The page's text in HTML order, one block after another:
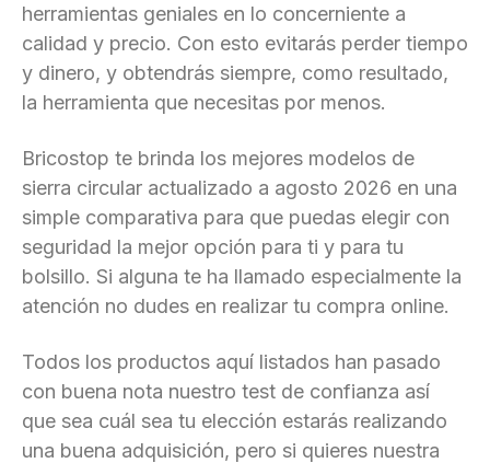
herramientas geniales en lo concerniente a
calidad y precio. Con esto evitarás perder tiempo
y dinero, y obtendrás siempre, como resultado,
la herramienta que necesitas por menos.
Bricostop te brinda los mejores modelos de
sierra circular actualizado a agosto 2026 en una
simple comparativa para que puedas elegir con
seguridad la mejor opción para ti y para tu
bolsillo. Si alguna te ha llamado especialmente la
atención no dudes en realizar tu compra online.
Todos los productos aquí listados han pasado
con buena nota nuestro test de confianza así
que sea cuál sea tu elección estarás realizando
una buena adquisición, pero si quieres nuestra